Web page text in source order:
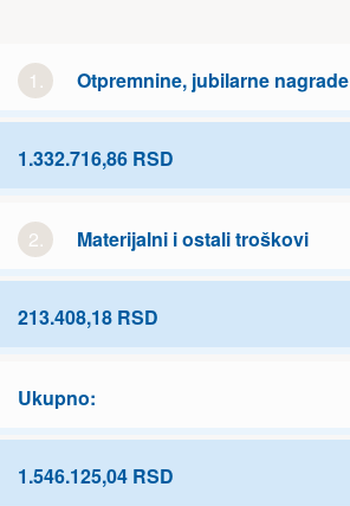
1. Otpremnine, jubilarne nagrade
1.332.716,86 RSD
2. Materijalni i ostali troškovi
213.408,18 RSD
Ukupno:
1.546.125,04 RSD